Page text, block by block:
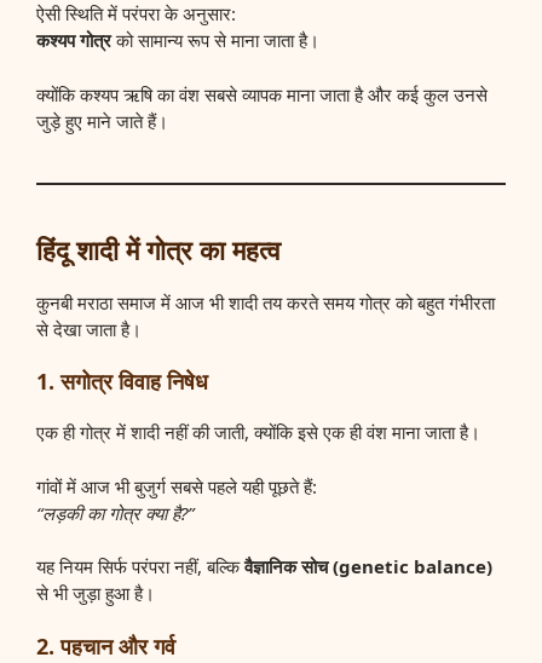
ऐसी स्थिति में परंपरा के अनुसार:
कश्यप गोत्रको सामान्य रूप से माना जाता है।
क्योंकि कश्यप ऋषि का वंश सबसे व्यापक माना जाता है और कई कुल उनसे
जुड़े हुए माने जाते हैं।
हिंदू शादी में गोत्र का महत्व
कुनबी मराठा समाज में आज भी शादी तय करते समय गोत्र को बहुत गंभीरता
से देखा जाता है।
1. सगोत्र विवाह निषेध
एक ही गोत्र में शादी नहीं की जाती, क्योंकि इसे एक ही वंश माना जाता है।
गांवों में आज भी बुजुर्ग सबसे पहले यही पूछते हैं:
“लड़की का गोत्र क्या है?”
यह नियम सिर्फ परंपरा नहीं, बल्किवैज्ञानिक सोच (genetic balance)
से भी जुड़ा हुआ है।
2. पहचान और गर्व